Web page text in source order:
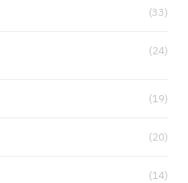
(33)
(24)
(19)
(20)
(14)